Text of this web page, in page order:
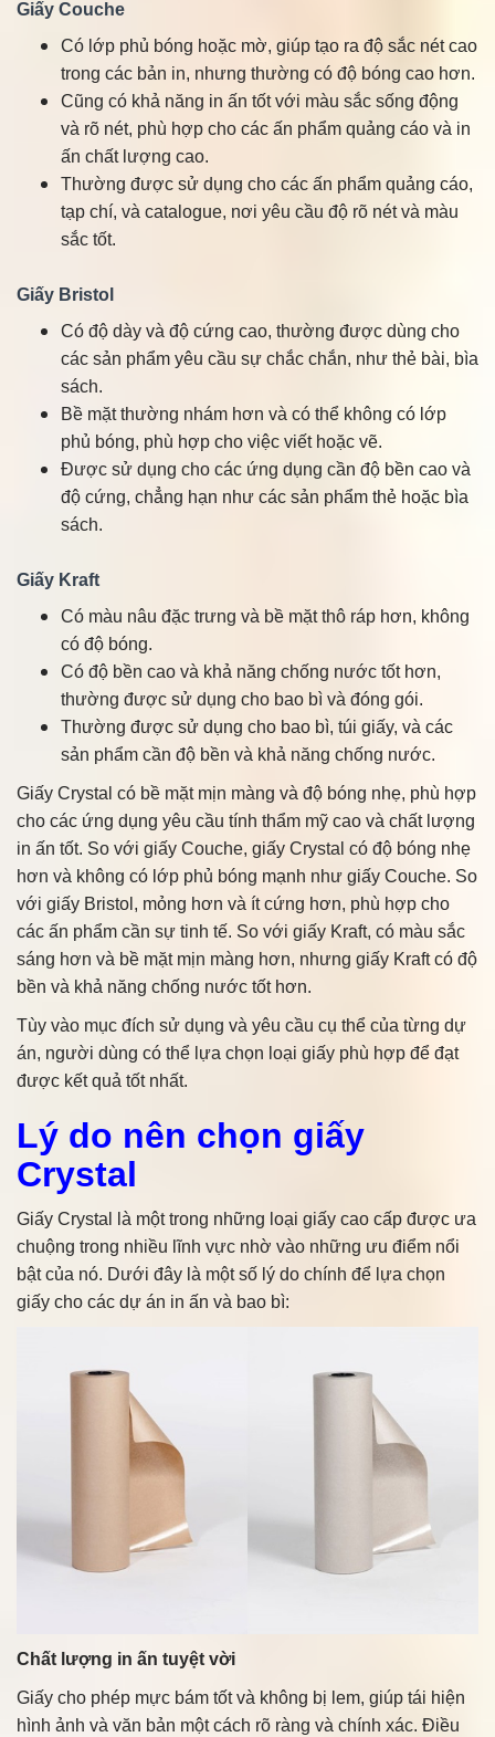
Giấy Couche
Có lớp phủ bóng hoặc mờ, giúp tạo ra độ sắc nét cao
trong các bản in, nhưng thường có độ bóng cao hơn.
Cũng có khả năng in ấn tốt với màu sắc sống động
và rõ nét, phù hợp cho các ấn phẩm quảng cáo và in
ấn chất lượng cao.
Thường được sử dụng cho các ấn phẩm quảng cáo,
tạp chí, và catalogue, nơi yêu cầu độ rõ nét và màu
sắc tốt.
Giấy Bristol
Có độ dày và độ cứng cao, thường được dùng cho
các sản phẩm yêu cầu sự chắc chắn, như thẻ bài, bìa
sách.
Bề mặt thường nhám hơn và có thể không có lớp
phủ bóng, phù hợp cho việc viết hoặc vẽ.
Được sử dụng cho các ứng dụng cần độ bền cao và
độ cứng, chẳng hạn như các sản phẩm thẻ hoặc bìa
sách.
Giấy Kraft
Có màu nâu đặc trưng và bề mặt thô ráp hơn, không
có độ bóng.
Có độ bền cao và khả năng chống nước tốt hơn,
thường được sử dụng cho bao bì và đóng gói.
Thường được sử dụng cho bao bì, túi giấy, và các
sản phẩm cần độ bền và khả năng chống nước.
Giấy Crystal có bề mặt mịn màng và độ bóng nhẹ, phù hợp
cho các ứng dụng yêu cầu tính thẩm mỹ cao và chất lượng
in ấn tốt. So với giấy Couche, giấy Crystal có độ bóng nhẹ
hơn và không có lớp phủ bóng mạnh như giấy Couche. So
với giấy Bristol, mỏng hơn và ít cứng hơn, phù hợp cho
các ấn phẩm cần sự tinh tế. So với giấy Kraft, có màu sắc
sáng hơn và bề mặt mịn màng hơn, nhưng giấy Kraft có độ
bền và khả năng chống nước tốt hơn.
Tùy vào mục đích sử dụng và yêu cầu cụ thể của từng dự
án, người dùng có thể lựa chọn loại giấy phù hợp để đạt
được kết quả tốt nhất.
Lý do nên chọn giấy
Crystal
Giấy Crystal là một trong những loại giấy cao cấp được ưa
chuộng trong nhiều lĩnh vực nhờ vào những ưu điểm nổi
bật của nó. Dưới đây là một số lý do chính để lựa chọn
giấy cho các dự án in ấn và bao bì:
Chất lượng in ấn tuyệt vời
Giấy cho phép mực bám tốt và không bị lem, giúp tái hiện
hình ảnh và văn bản một cách rõ ràng và chính xác. Điều